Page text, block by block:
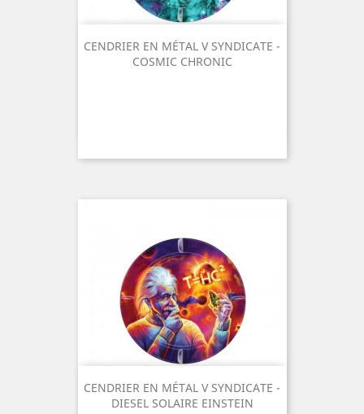
CENDRIER EN MÉTAL V SYNDICATE -
COSMIC CHRONIC
CENDRIER EN MÉTAL V SYNDICATE -
DIESEL SOLAIRE EINSTEIN